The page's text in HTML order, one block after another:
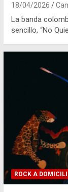
18/04/2026
La banda
sencillo, “No
ROCK A